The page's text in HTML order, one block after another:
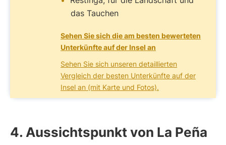
das Tauchen
Sehen Sie sich die am besten bewerteten
Unterkünfte auf der Insel an
Sehen Sie sich unseren detaillierten
Vergleich der besten Unterkünfte auf der
Insel an (mit Karte und Fotos).
4. Aussichtspunkt von La Peña